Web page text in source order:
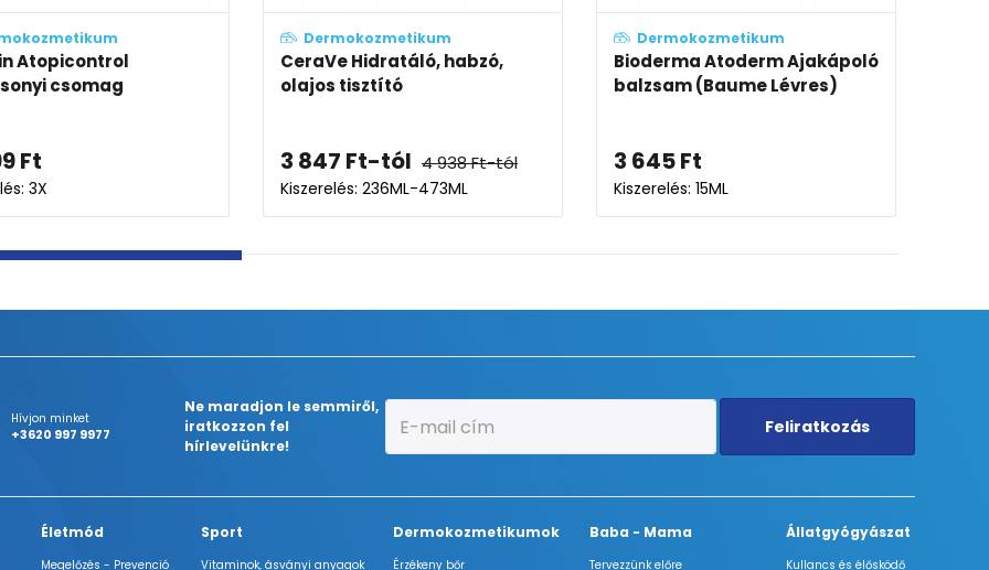
Dermokozmetikum
Bioderma Atoderm Nutritive
krém
Dermokozmetikum
Bioderma Atoderm Kéz- és
2 835Ft
Kiszerelés: 50ML
Dermokozmetikum
Bioderma Atoderm
stift (Stick lévres)
Hívjon minket
+3620 997 9977
Ne maradjon le semmiről,
iratkozzon fel
hírlevelünkre!
Feliratkozás
Életmód
Megelőzés - Prevenció
Sport
Vitaminok, ásványi anyagok
Dermokozmetikumok
Érzékeny bőr
Baba - Mama
Tervezzünk előre
Állatgyógyászat
Kullancs és élősködő